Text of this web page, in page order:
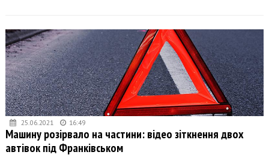
25.06.2021 16:49
Машину розірвало на частини: відео зіткнення двох
автівок під Франківськом